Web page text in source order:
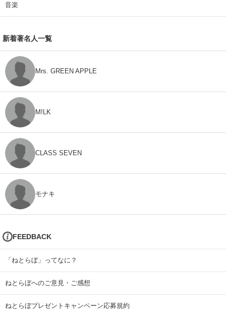
音楽
新着著名人一覧
Mrs. GREEN APPLE
M!LK
CLASS SEVEN
モナキ
FEEDBACK
「ねとらぼ」ってなに？
ねとらぼへのご意見・ご感想
ねとらぼプレゼントキャンペーン応募規約